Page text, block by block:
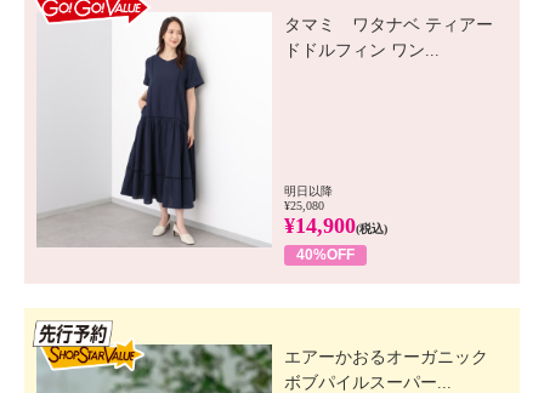
タマミ ワタナベ ティアー
ドドルフィン ワン...
明日以降
¥25,080
¥14,900(税込)
40%OFF
エアーかおるオーガニック
ボブパイルスーパー...